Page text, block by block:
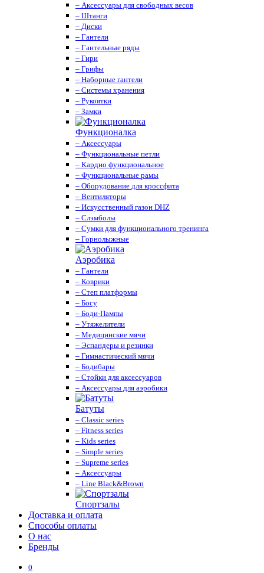
– Аксессуары для свободных весов
– Штанги
– Диски
– Гантели
– Гантельные ряды
– Гири
– Грифы
– Наборные гантели
– Системы хранения
– Рукоятки
– Замки
Функционалка
– Аксессуары
– Функциональные петли
– Кардио функциональное
– Функциональные рамы
– Оборудование для кроссфита
– Вентиляторы
– Искусственный газон DHZ
– Слэмболы
– Сумки для функционального тренинга
– Горнолыжные
Аэробика
– Гантели
– Коврики
– Степ платформы
– Босу
– Боди-Пампы
– Утяжелители
– Медицинские мячи
– Эспандеры и резинки
– Гимнастический мячи
– Бодибары
– Стойки для аксессуаров
– Аксессуары для аэробики
Батуты
– Classic series
– Fitness series
– Kids series
– Simple series
– Supreme series
– Аксессуары
– Line Black&Brown
Спортзалы
Доставка и оплата
Способы оплаты
О нас
Бренды
0